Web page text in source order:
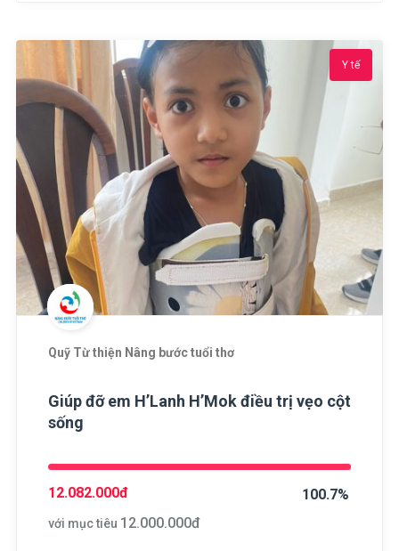
Y tế
Quỹ Từ thiện Nâng bước tuổi thơ
Giúp đỡ em H’Lanh H’Mok điều trị vẹo cột
sống
100.7%
12.082.000đ
với mục tiêu 12.000.000đ